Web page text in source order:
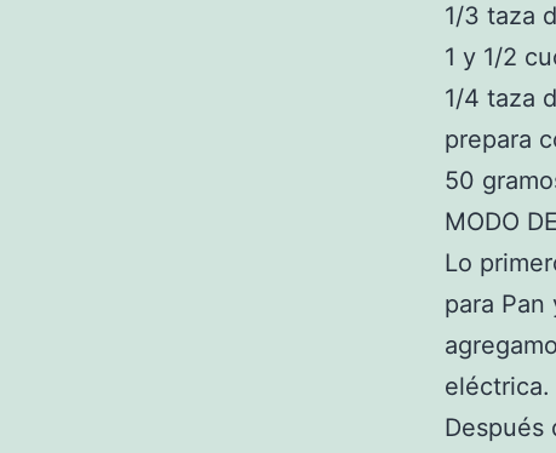
1/3 taza
1 y 1/2
1/4 taza
prepara
50
MODO
Lo
para
eléctrica.
Después